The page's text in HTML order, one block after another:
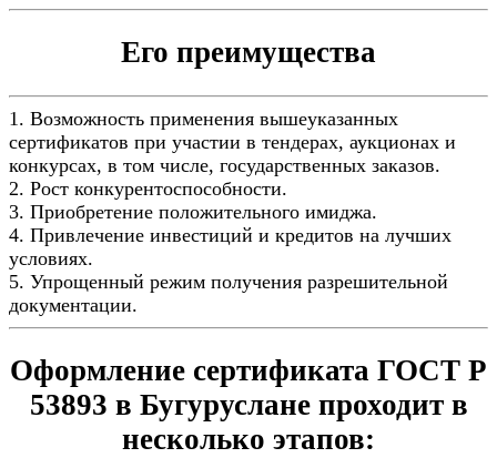
Его преимущества
1. Возможность применения вышеуказанных
сертификатов при участии в тендерах, аукционах и
конкурсах, в том числе, государственных заказов.
2. Рост конкурентоспособности.
3. Приобретение положительного имиджа.
4. Привлечение инвестиций и кредитов на лучших
условиях.
5. Упрощенный режим получения разрешительной
документации.
Оформление сертификата ГОСТ Р
53893 в Бугуруслане проходит в
несколько этапов: